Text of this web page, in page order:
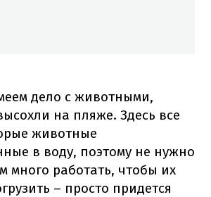
дело с животными,
на пляже. Здесь все
животные
в воду, поэтому не нужно
много работать, чтобы их
– просто придется